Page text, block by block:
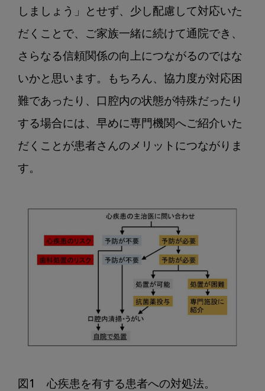
しましょう」とせず、少し配慮して対応いた
だくことで、ご家族一緒に続けて通院でき、
さらなる信頼関係の向上につながるのではな
いかと思います。もちろん、協力度が対応困
難であったり、口腔内の状態が特殊だったり
する場合には、早めに専門機関へご紹介いた
だくことが患者さんのメリットにつながりま
す。
図1　心疾患を有する患者への対処法。